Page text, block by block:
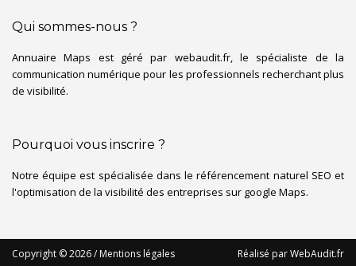
Qui sommes-nous ?
Annuaire Maps est géré par webaudit.fr, le spécialiste de la
communication numérique pour les professionnels recherchant plus
de visibilité.
Pourquoi vous inscrire ?
Notre équipe est spécialisée dans le référencement naturel SEO et
l'optimisation de la visibilité des entreprises sur google Maps.
Copyright © 2026 / Mentions légales Réalisé parWebAudit.fr